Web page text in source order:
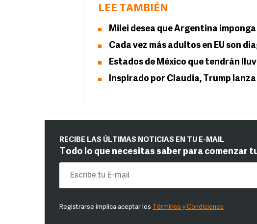
LEE TAMBIÉN
Milei desea que Argentina
Cada vez más adultos en EU son
Estados de México que tendrán
Inspirado por Claudia, Trump
RECIBE LAS ÚLTIMAS NOTICIAS EN TU E-MAIL
Todo lo que necesitas saber para comenzar
Registrarse implica aceptar los Términos y Condiciones